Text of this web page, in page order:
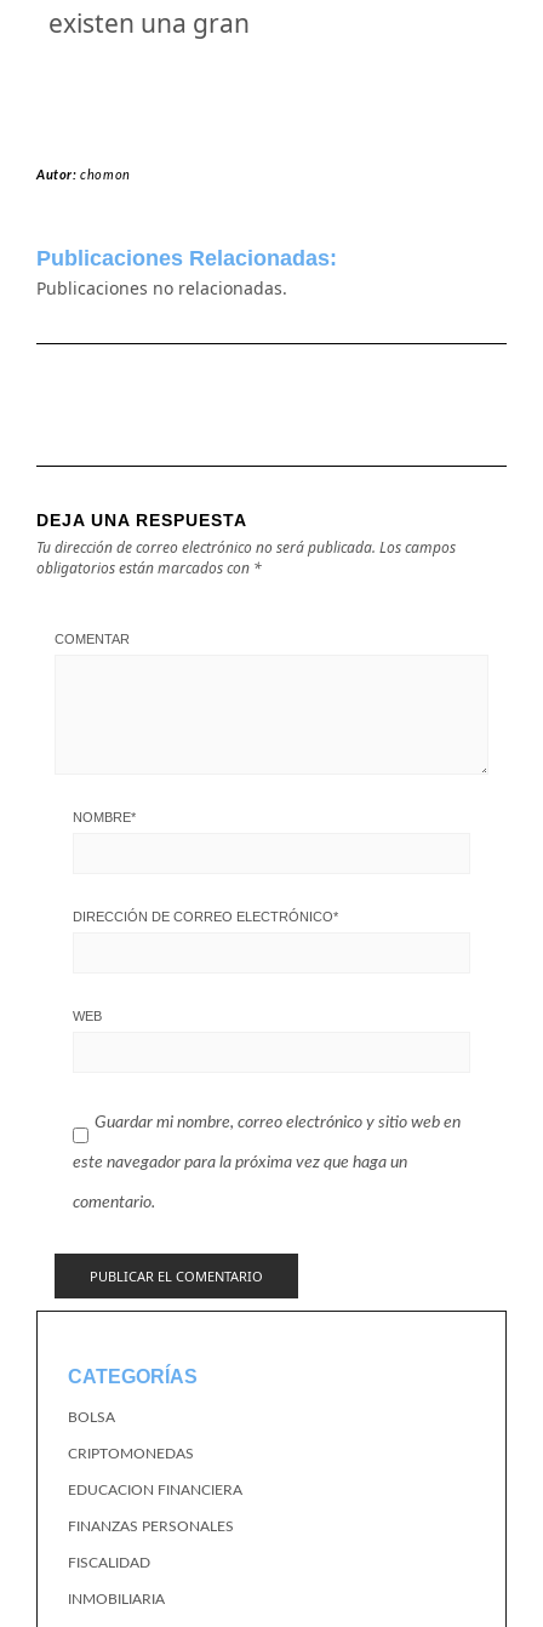
existen una gran
Autor:chomon
Publicaciones Relacionadas:
Publicaciones no relacionadas.
DEJA UNA RESPUESTA
Tu dirección de correo electrónico no será publicada. Los campos
obligatorios están marcados con *
COMENTAR
NOMBRE*
DIRECCIÓN DE CORREO ELECTRÓNICO*
WEB
Guardar mi nombre, correo electrónico y sitio web en
este navegador para la próxima vez que haga un
comentario.
CATEGORÍAS
BOLSA
CRIPTOMONEDAS
EDUCACION FINANCIERA
FINANZAS PERSONALES
FISCALIDAD
INMOBILIARIA